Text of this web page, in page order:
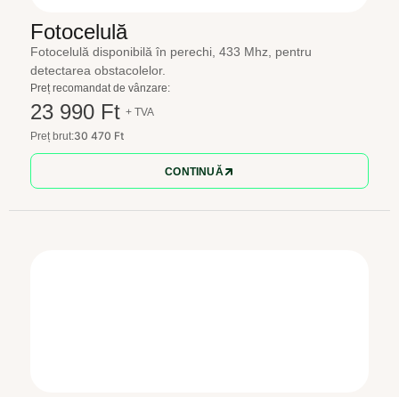
Fotocelulă
Fotocelulă disponibilă în perechi, 433 Mhz, pentru
detectarea obstacolelor.
Preț recomandat de vânzare:
23 990 Ft + TVA
Preț brut:30 470 Ft
CONTINUĂ